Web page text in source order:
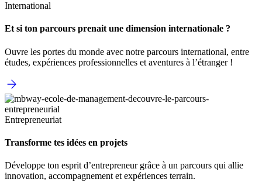
International
Et si ton parcours prenait une dimension internationale ?
Ouvre les portes du monde avec notre parcours international, entre
études, expériences professionnelles et aventures à l’étranger !
Entrepreneuriat
Transforme tes idées en projets
Développe ton esprit d’entrepreneur grâce à un parcours qui allie
innovation, accompagnement et expériences terrain.